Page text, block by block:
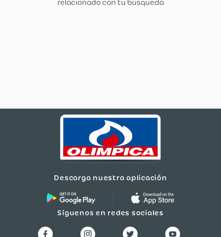
Descarga nuestra aplicación
Síguenos en redes sociales